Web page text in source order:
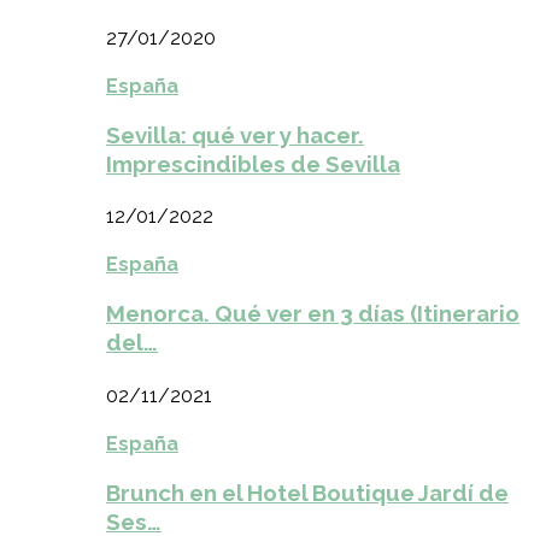
27/01/2020
España
Sevilla: qué ver y hacer.
Imprescindibles de Sevilla
12/01/2022
España
Menorca. Qué ver en 3 días (Itinerario
del…
02/11/2021
España
Brunch en el Hotel Boutique Jardí de
Ses…